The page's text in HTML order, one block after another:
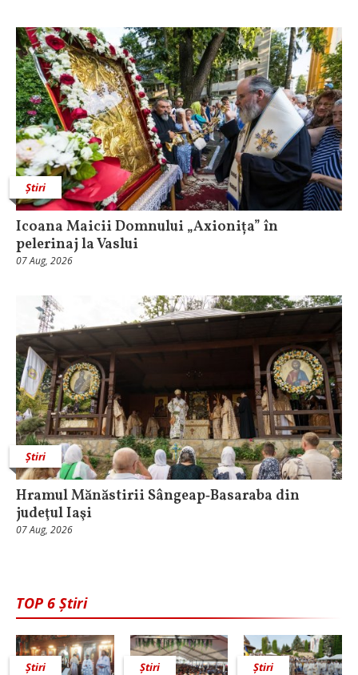
Știri
Icoana Maicii Domnului „Axionița” în
pelerinaj la Vaslui
07 Aug, 2026
Știri
Hramul Mănăstirii Sângeap‑Basaraba din
judeţul Iaşi
07 Aug, 2026
TOP 6 Știri
Știri Știri Știri